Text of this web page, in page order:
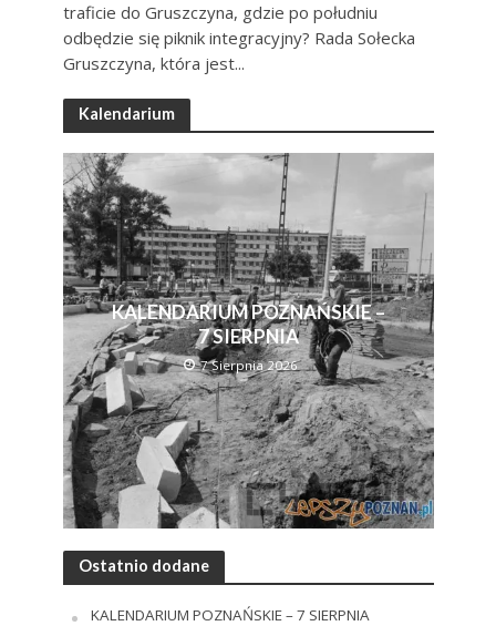
traficie do Gruszczyna, gdzie po południu
odbędzie się piknik integracyjny? Rada Sołecka
Gruszczyna, która jest...
Kalendarium
KALENDARIUM POZNAŃSKIE –
7 SIERPNIA
7 Sierpnia 2026
Ostatnio dodane
KALENDARIUM POZNAŃSKIE – 7 SIERPNIA